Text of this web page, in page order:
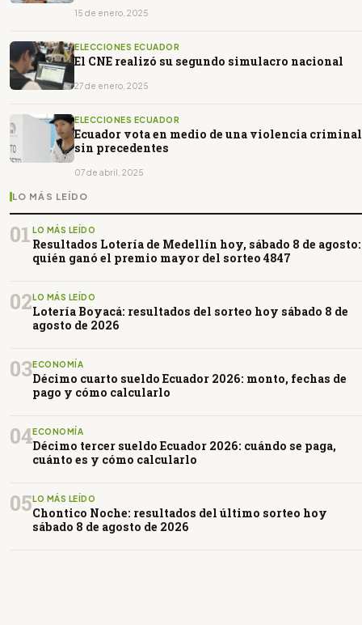
15 de enero, 2025
ELECCIONES ECUADOR
El CNE realizó su segundo simulacro nacional
27 de enero, 2025
ELECCIONES ECUADOR
Ecuador vota en medio de una violencia criminal
sin precedentes
07 de abril, 2025
LO MÁS LEÍDO
01 LO MÁS LEÍDO
Resultados Lotería de Medellín hoy, sábado 8 de agosto:
quién ganó el premio mayor del sorteo 4847
02LO MÁS LEÍDO
Lotería Boyacá: resultados del sorteo hoy sábado 8 de
agosto de 2026
03ECONOMÍA
Décimo cuarto sueldo Ecuador 2026: monto, fechas de
pago y cómo calcularlo
04ECONOMÍA
Décimo tercer sueldo Ecuador 2026: cuándo se paga,
cuánto es y cómo calcularlo
05LO MÁS LEÍDO
Chontico Noche: resultados del último sorteo hoy
sábado 8 de agosto de 2026